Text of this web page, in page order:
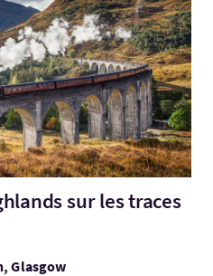
sur les traces de Harry
sur les traces
Glasgow